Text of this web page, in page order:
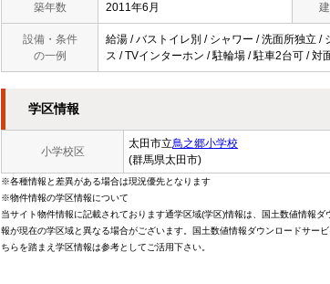
築年数 2011年6月
設備・条件
の一例
給湯 / バストイレ別 / シャワー / 洗面所独立 /
ス / TVインターホン / 駐輪場 / 駐車2台可 /
学区情報
小学校区
太田市立鳥之郷小学校
(群馬県太田市)
※各種情報と差異がある場合は現況優先となります
※物件情報の学区情報について
当サイト物件情報に記載されております通学区域(学区)情報は、国土数値情報
報が現在の学区域と異なる場合がございます。国土数値情報ダウンロードサー
ちらを踏まえ学区情報は参考としてご活用下さい。